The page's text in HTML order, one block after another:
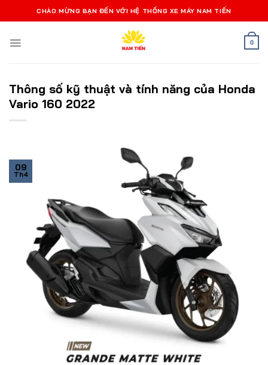
qua
dung
CHÀO MỪNG BẠN ĐẾN VỚI HỆ THỐNG XE MÁY NAM TIẾN
0
Thông số kỹ thuật và tính năng của Honda
Vario 160 2022
09
Th4